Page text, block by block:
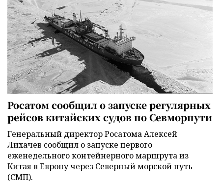
Росатом сообщил о запуске регулярных
рейсов китайских судов по Севморпути
Генеральный директор Росатома Алексей
Лихачев сообщил о запуске первого
еженедельного контейнерного маршрута из
Китая в Европу через Северный морской путь
(СМП).